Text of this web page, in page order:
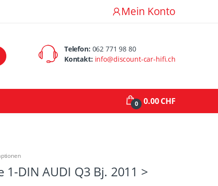
Mein Konto
Telefon: 062 771 98 80
Kontakt: info@discount-car-hifi.ch
0 0.00 CHF
1-DIN AUDI Q3 Bj. 2011 >